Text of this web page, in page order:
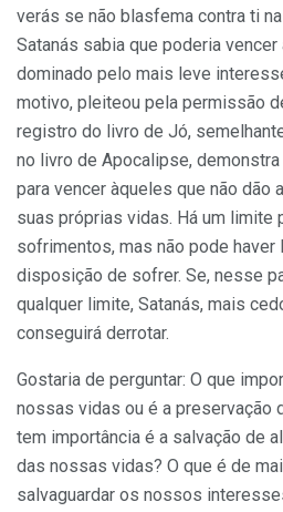
verás se não blasfema contra ti
Satanás sabia que poderia
dominado pelo mais leve
motivo, pleiteou pela permissão
registro do livro de Jó,
no livro de Apocalipse,
para vencer àqueles que não dão
suas próprias vidas. Há um limite
sofrimentos, mas não pode haver
disposição de sofrer. Se, nesse
qualquer limite, Satanás, mais
conseguirá derrotar.
Gostaria de perguntar: O que
nossas vidas ou é a preservação
tem importância é a salvação de
das nossas vidas? O que é de
salvaguardar os nossos